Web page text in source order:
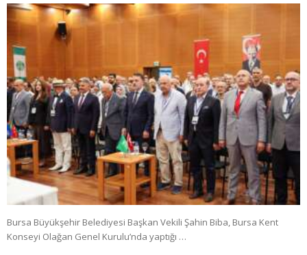
Bursa Büyükşehir Belediyesi Başkan Vekili Şahin Biba, Bursa Kent
Konseyi Olağan Genel Kurulu’nda yaptığı …